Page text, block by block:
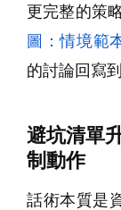
更完整的策
圖：情境範
的討論回寫
避坑清單
制動作
話術本質是